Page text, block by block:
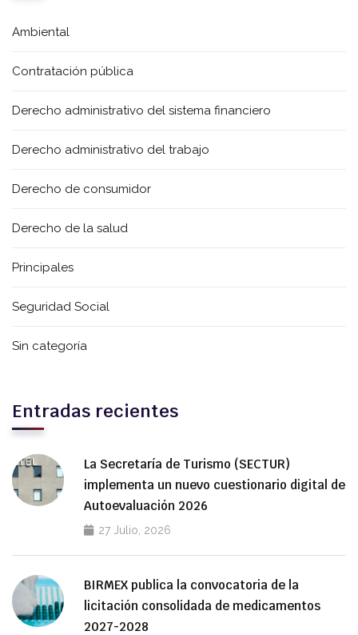
Ambiental
Contratación pública
Derecho administrativo del sistema financiero
Derecho administrativo del trabajo
Derecho de consumidor
Derecho de la salud
Principales
Seguridad Social
Sin categoría
Entradas recientes
La Secretaría de Turismo (SECTUR)
implementa un nuevo cuestionario digital de
Autoevaluación 2026
27 Julio, 2026
BIRMEX publica la convocatoria de la
licitación consolidada de medicamentos
2027-2028